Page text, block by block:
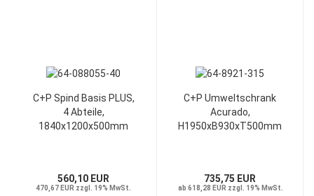
C+P Spind Basis PLUS,
4 Abteile,
1840x1200x500mm
560,10 EUR
470,67 EUR zzgl. 19% MwSt.
C+P Umweltschrank
Acurado,
H1950xB930xT500mm
735,75 EUR
ab 618,28 EUR zzgl. 19% MwSt.